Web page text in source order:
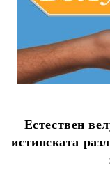
Естествен
истинската